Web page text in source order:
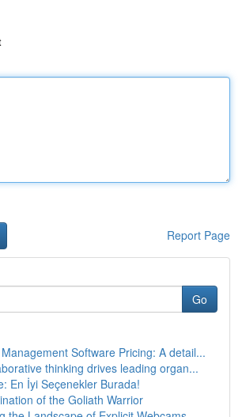
Report Page
Go
Software Pricing: A detail...
thinking drives leading organ...
En İyi Seçenekler Burada!
of the Goliath Warrior